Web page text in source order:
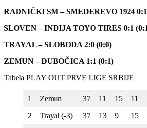
RADNIČKI SM – SMEDEREVO 1924
SLOVEN – INĐIJA TOYO TIRES 0:1
TRAYAL – SLOBODA 2:0 (0:0)
ZEMUN – DUBOČICA 1:1 (0:1)
Tabela PLAY OUT PRVE LIGE SRBIJE
1 Zemun 37 11 15 11
2 Trayal (-3) 37 13 9 15